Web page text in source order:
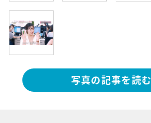
写真の記事を読む